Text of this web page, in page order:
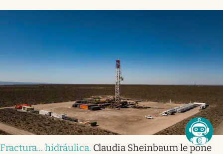
Fractura... hidráulica. Claudia Sheinbaum le pone